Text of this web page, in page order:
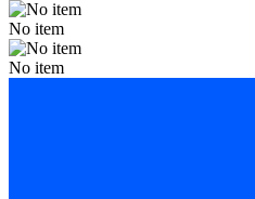
No item
No item